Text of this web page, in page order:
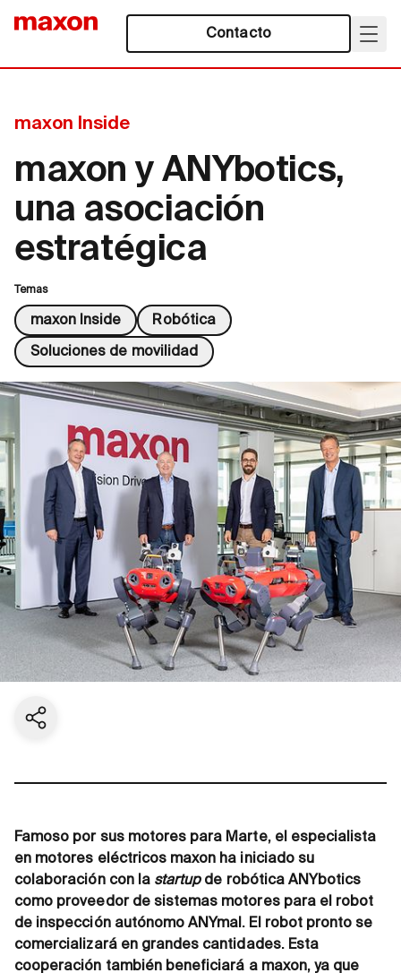
Contacto
maxon Inside
maxon y ANYbotics,
una asociación
estratégica
Temas
maxon Inside Robótica
Soluciones de movilidad
Share current page
Famoso por sus motores para Marte, el especialista
en motores eléctricos maxon ha iniciado su
colaboración con la startup de robótica ANYbotics
como proveedor de sistemas motores para el robot
de inspección autónomo ANYmal. El robot pronto se
comercializará en grandes cantidades. Esta
cooperación también beneficiará a maxon, ya que